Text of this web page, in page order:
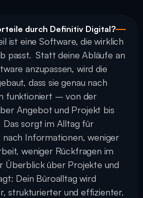
durch Definitiv Digital?
ist eine Software, die wirklich
passt.  Statt deine Abläufe an
anzupassen, wird die
dass sie genau nach
funktioniert – von der
Angebot und Projekt bis
Das sorgt im Alltag für
nach Informationen, weniger
weniger Rückfragen im
Überblick über Projekte und
Dein Büroalltag wird
strukturierter und effizienter.